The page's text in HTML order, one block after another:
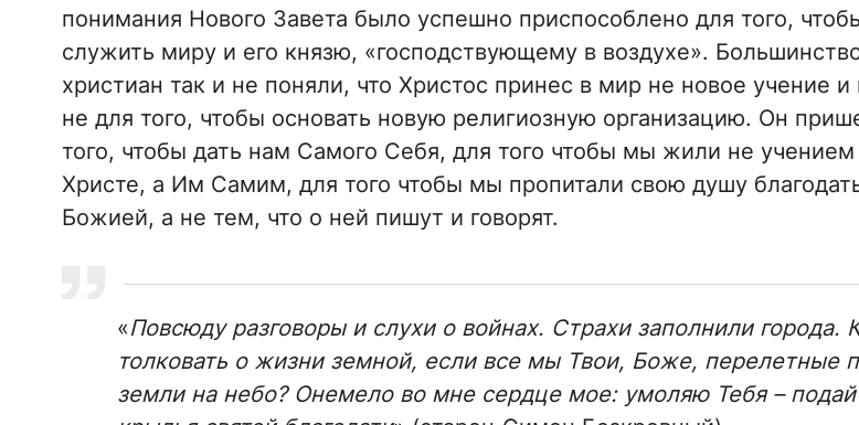
понимания Нового Завета было успешно приспособлено для того,
служить миру и его князю, «господствующему в воздухе».
христиан так и не поняли, что Христос принес в мир не новое учение
не для того, чтобы основать новую религиозную организацию. Он
того, чтобы дать нам Самого Себя, для того чтобы мы жили не учением
Христе, а Им Самим, для того чтобы мы пропитали свою душу
Божией, а не тем, что о ней пишут и говорят.
«Повсюду разговоры и слухи о войнах. Страхи заполнили города.
толковать о жизни земной, если все мы Твои, Боже, перелетные
земли на небо? Онемело во мне сердце мое: умоляю Тебя –